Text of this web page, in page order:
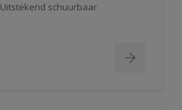
Uitstekend schuurbaar